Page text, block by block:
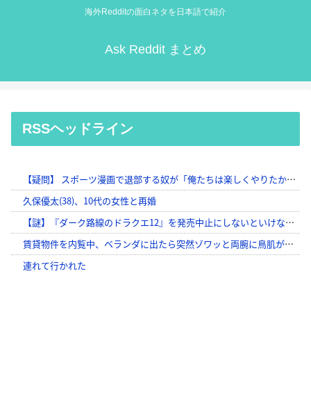
海外Redditの面白ネタを日本語で紹介
Ask Reddit まとめ
RSSヘッドライン